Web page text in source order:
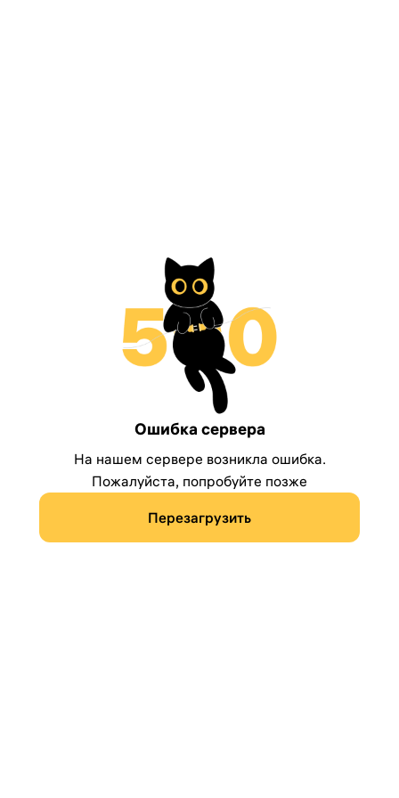
Ошибка сервера
На нашем сервере возникла ошибка.
Пожалуйста, попробуйте позже
Перезагрузить